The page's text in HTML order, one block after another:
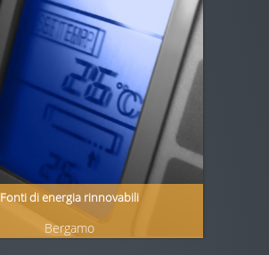
Fonti di energia rinnovabili
Bergamo